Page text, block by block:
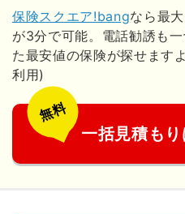
保険スクエア!bangなら最
が3分で可能。電話勧誘も
た最安値の保険が探せます
利用)
無料
一括見積も